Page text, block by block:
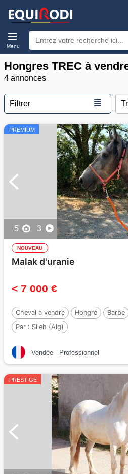
Menu
Hongres TREC à
4 annonces
Filtrer ≣
PREMIUM
5 3
NOUVEAU
Malak d'uranie
< 7 000 €
Cheval à vendre Hongre Barbe
Par : Sileh (Alg)
Vendée Professionnel
PRESTIGE